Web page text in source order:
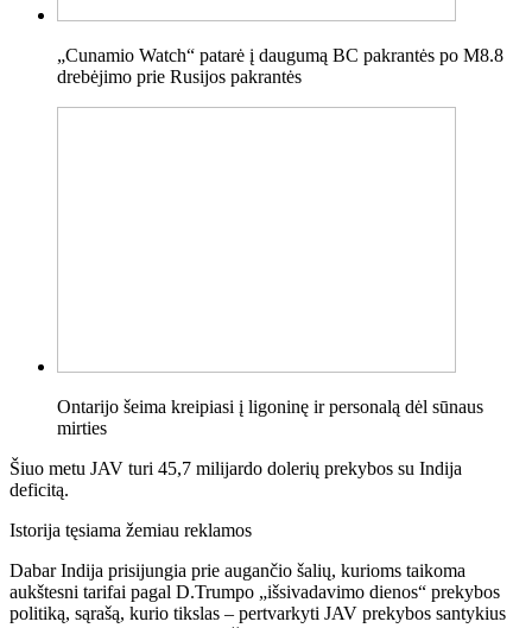
„Cunamio Watch“ patarė į daugumą BC pakrantės po M8.8
drebėjimo prie Rusijos pakrantės
Ontarijo šeima kreipiasi į ligoninę ir personalą dėl sūnaus
mirties
Šiuo metu JAV turi 45,7 milijardo dolerių prekybos su Indija
deficitą.
Istorija tęsiama žemiau reklamos
Dabar Indija prisijungia prie augančio šalių, kurioms taikoma
aukštesni tarifai pagal D.Trumpo „išsivadavimo dienos“ prekybos
politiką, sąrašą, kurio tikslas – pertvarkyti JAV prekybos santykius